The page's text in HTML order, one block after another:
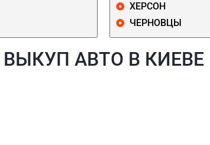
ХЕРСОН
ЧЕРНОВЦЫ
ВЫКУП АВТО В КИЕВЕ